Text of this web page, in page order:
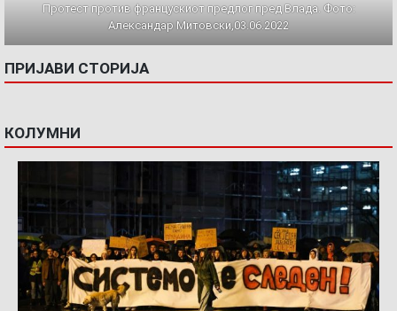
Протест против францускиот предлог пред Влада. Фото:
Александар Митовски,03.06.2022
ПРИЈАВИ СТОРИЈА
КОЛУМНИ